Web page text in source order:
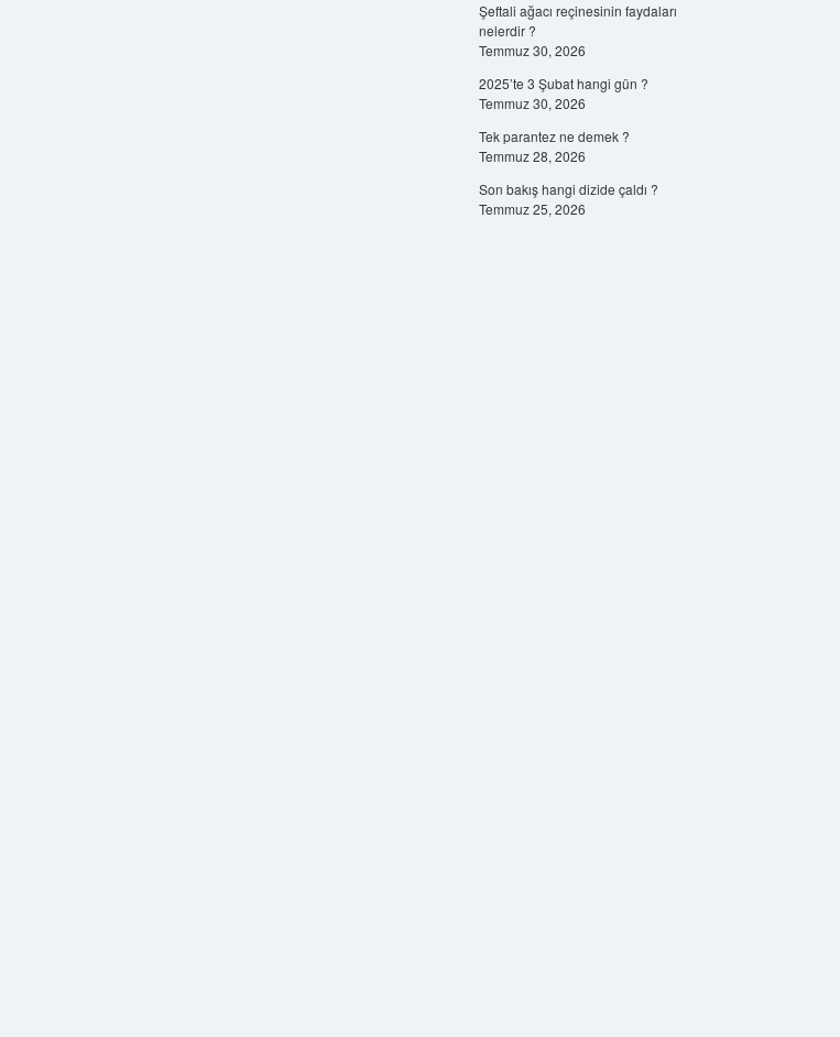
Şeftali ağacı reçinesinin faydaları
nelerdir ?
Temmuz 30, 2026
2025’te 3 Şubat hangi gün ?
Temmuz 30, 2026
Tek parantez ne demek ?
Temmuz 28, 2026
Son bakış hangi dizide çaldı ?
Temmuz 25, 2026